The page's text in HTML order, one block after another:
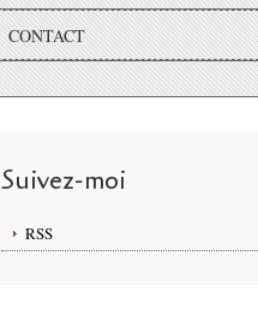
CONTACT
Suivez-moi
RSS